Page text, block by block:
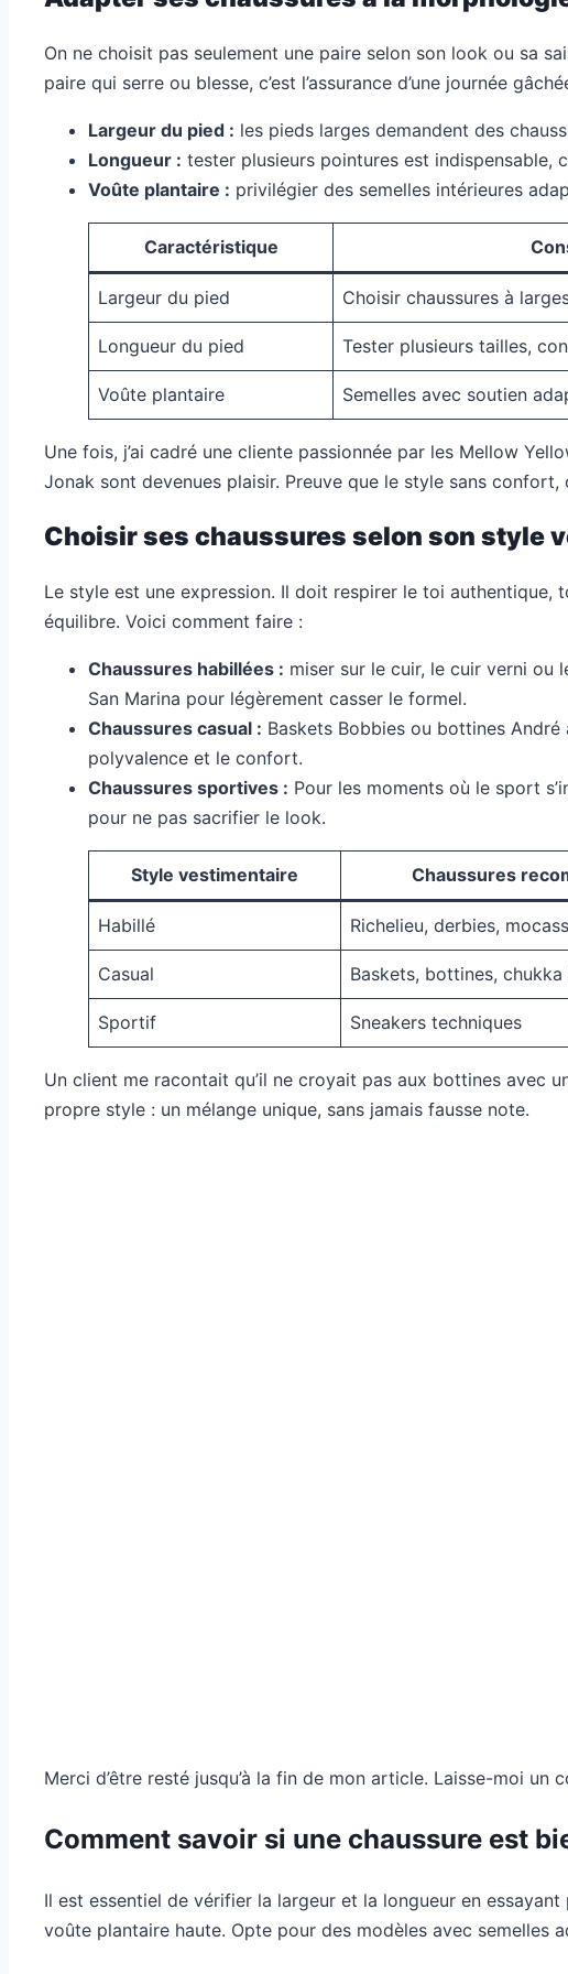
On ne choisit pas seulement une paire selon son look ou sa
paire qui serre ou blesse, c’est l’assurance d’une journée
Largeur du pied : les pieds larges demandent des
Longueur : tester plusieurs pointures est
Voûte plantaire : privilégier des semelles intérieures
Caractéristique
Largeur du pied Choisir chaussures à
Longueur du pied Tester plusieurs tailles,
Voûte plantaire Semelles avec soutien
Une fois, j’ai cadré une cliente passionnée par les Mellow
Jonak sont devenues plaisir. Preuve que le style sans confort,
Choisir ses chaussures selon son style
Le style est une expression. Il doit respirer le toi authentique,
équilibre. Voici comment faire :
Chaussures habillées : miser sur le cuir, le cuir verni ou
San Marina pour légèrement casser le formel.
Chaussures casual : Baskets Bobbies ou bottines
polyvalence et le confort.
Chaussures sportives : Pour les moments où le sport
pour ne pas sacrifier le look.
Style vestimentaire Chaussures
Habillé Richelieu, derbies,
Casual Baskets, bottines,
Sportif Sneakers techniques
Un client me racontait qu’il ne croyait pas aux bottines avec
propre style : un mélange unique, sans jamais fausse note.
Merci d’être resté jusqu’à la fin de mon article. Laisse-moi un
Comment savoir si une chaussure est
Il est essentiel de vérifier la largeur et la longueur en
voûte plantaire haute. Opte pour des modèles avec semelles